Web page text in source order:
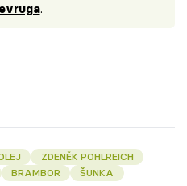
.
ZDENĚK POHLREICH
BRAMBOR
ŠUNKA